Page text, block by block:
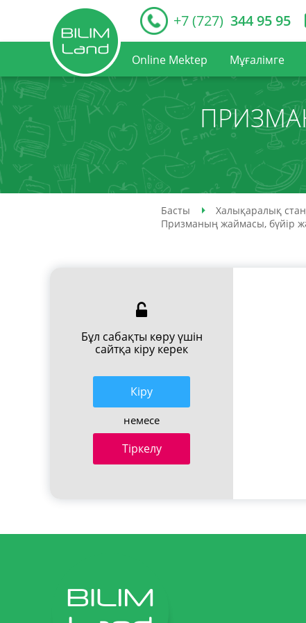
+7 (727) 344 95 95
Online Mektep Мұғалімге
Басты Халықаралық
Призманың жаймасы, бүйір
Бұл сабақты көру үшін
сайтқа кіру керек
Кiру
немесе
Тіркелу